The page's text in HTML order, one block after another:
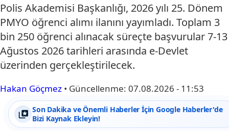
Polis Akademisi Başkanlığı, 2026 yılı 25. Dönem
PMYO öğrenci alımı ilanını yayımladı. Toplam 3
bin 250 öğrenci alınacak süreçte başvurular 7-13
Ağustos 2026 tarihleri arasında e-Devlet
üzerinden gerçekleştirilecek.
Hakan Göçmez • Güncellenme: 07.08.2026 - 11:53
Son Dakika ve Önemli Haberler İçin Google Haberler'de
Bizi Kaynak Ekleyin!